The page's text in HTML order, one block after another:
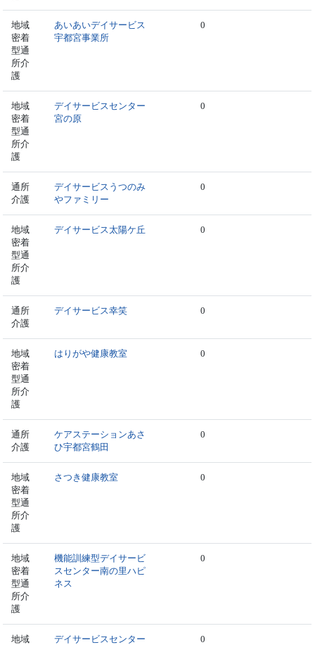
地域
密着
型通
所介
護
あいあいデイサービス
宇都宮事業所
0
地域
密着
型通
所介
護
デイサービスセンター
宮の原
0
通所
介護
デイサービスうつのみ
やファミリー
0
地域
密着
型通
所介
護
デイサービス太陽ケ丘 0
通所
介護
デイサービス幸笑 0
地域
密着
型通
所介
護
はりがや健康教室 0
通所
介護
ケアステーションあさ
ひ宇都宮鶴田
0
地域
密着
型通
所介
護
さつき健康教室 0
地域
密着
型通
所介
護
機能訓練型デイサービ
スセンター南の里ハピ
ネス
0
地域
デイサービスセンター
0